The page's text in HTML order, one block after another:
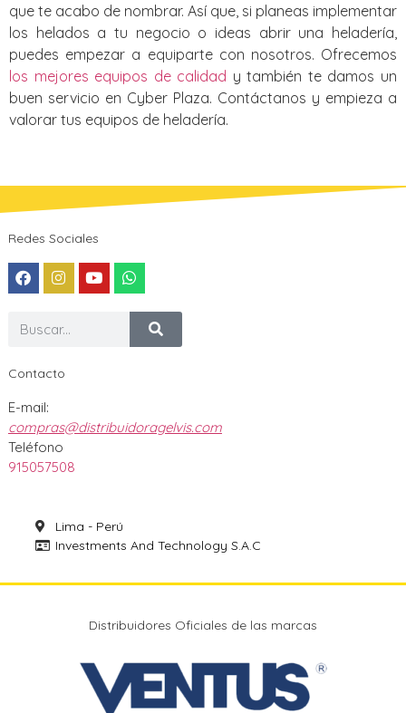
que te acabo de nombrar. Así que, si planeas implementar
los helados a tu negocio o ideas abrir una heladería,
puedes empezar a equiparte con nosotros. Ofrecemos
los mejores equipos de calidad y también te damos un
buen servicio en Cyber Plaza. Contáctanos y empieza a
valorar tus equipos de heladería.
Redes Sociales
Contacto
E-mail:
compras@distribuidoragelvis.com
Teléfono
915057508
Lima - Perú
Investments And Technology S.A.C
Distribuidores Oficiales de las marcas